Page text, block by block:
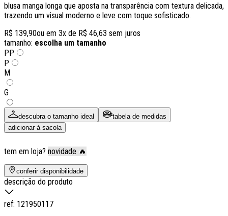
blusa manga longa que aposta na transparência com textura delicada,
trazendo um visual moderno e leve com toque sofisticado.
R$ 139,90ou em 3x de R$ 46,63 sem juros
tamanho: escolha um tamanho
PP
P
M
G
descubra o tamanho ideal
tabela de medidas
adicionar à sacola
tem em loja? novidade 🔥
conferir disponibilidade
descrição do produto
ref: 121950117